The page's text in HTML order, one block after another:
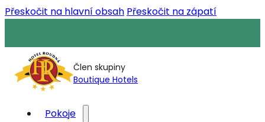
Přeskočit na hlavní obsah Přeskočit na zápatí
Člen skupiny
Boutique Hotels
Pokoje